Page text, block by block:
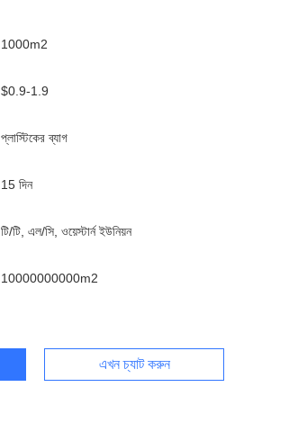
1000m2
$0.9-1.9
প্লাস্টিকের ব্যাগ
15 দিন
টি/টি, এল/সি, ওয়েস্টার্ন ইউনিয়ন
10000000000m2
এখন চ্যাট করুন